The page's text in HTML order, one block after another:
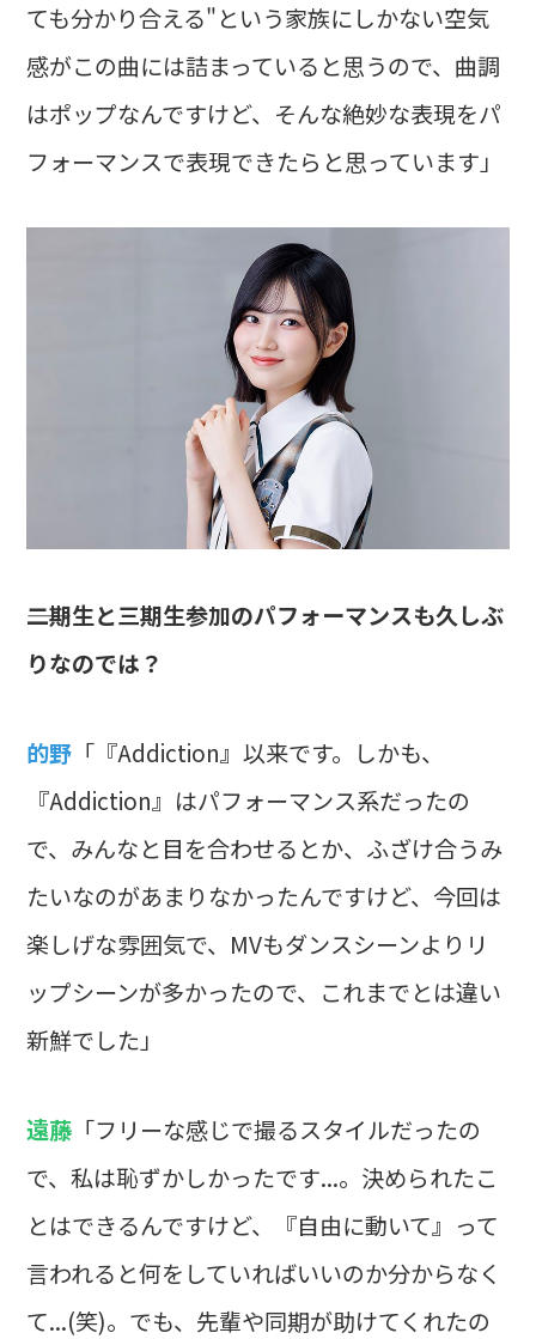
ても分かり合える"という家族にしかない空気
感がこの曲には詰まっていると思うので、曲調
はポップなんですけど、そんな絶妙な表現をパ
フォーマンスで表現できたらと思っています」
――二期生と三期生参加のパフォーマンスも久しぶ
りなのでは？
的野 「『Addiction』以来です。しかも、
『Addiction』はパフォーマンス系だったの
で、みんなと目を合わせるとか、ふざけ合うみ
たいなのがあまりなかったんですけど、今回は
楽しげな雰囲気で、MVもダンスシーンよりリ
ップシーンが多かったので、これまでとは違い
新鮮でした」
遠藤 「フリーな感じで撮るスタイルだったの
で、私は恥ずかしかったです...。決められたこ
とはできるんですけど、『自由に動いて』って
言われると何をしていればいいのか分からなく
て...(笑)。でも、先輩や同期が助けてくれたの